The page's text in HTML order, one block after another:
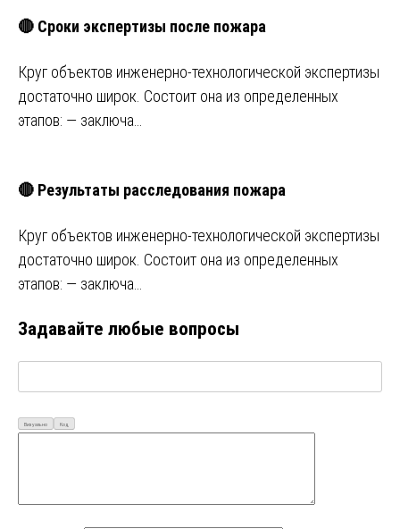
🔴 Сроки экспертизы после пожара
Круг объектов инженерно-технологической экспертизы
достаточно широк. Состоит она из определенных
этапов: — заключа…
🔴 Результаты расследования пожара
Круг объектов инженерно-технологической экспертизы
достаточно широк. Состоит она из определенных
этапов: — заключа…
Задавайте любые вопросы
Визуально Код